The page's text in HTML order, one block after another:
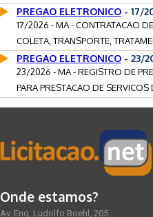
PREGAO ELETRONICO - 17/
17/2026 - MA - CONTRATACAO
COLETA, TRANSPORTE,
PREGAO ELETRONICO - 23/
23/2026 - MA - REGISTRO DE
PARA PRESTACAO DE SERVICOS
Onde estamos?
Av. Eng. Ludolfo Boehl, 205